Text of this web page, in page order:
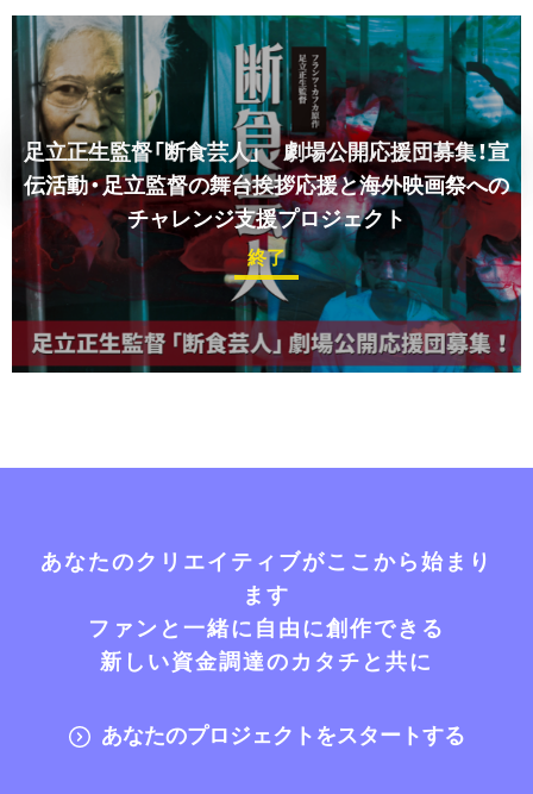
足立正生監督「断食芸人」 劇場公開応援団募集！宣
伝活動・足立監督の舞台挨拶応援と海外映画祭への
チャレンジ支援プロジェクト
終了
あなたのクリエイティブがここから始まり
ます
ファンと一緒に自由に創作できる
新しい資金調達のカタチと共に
あなたのプロジェクトをスタートする